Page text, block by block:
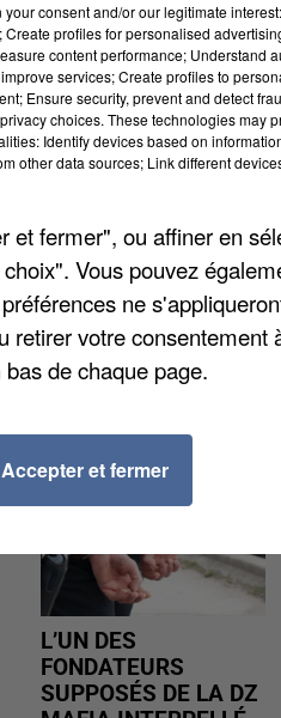
est d'imaginer « les
répondre au
peuvent donner
cliquez sur
L’UN DES
FONDATEURS
SUPPOSÉS DE LA DZ
consent and/or our legitimate
profiles for personalised
content performance; Understand
services; Create profiles to
Ensure security, prevent and detect
choices. These technologies may
Identify devices based on
other data sources; Link different
et fermer", ou affiner en
Vous pouvez
ne
retirer votre consentement
de chaque page.
Accepter et fermer